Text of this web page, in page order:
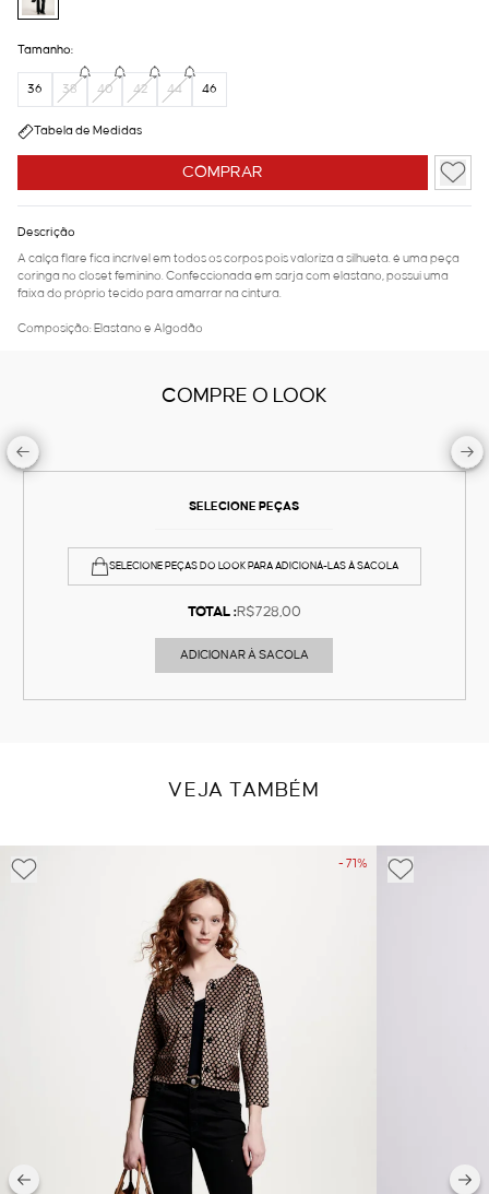
COMPRAR
Tamanho:
36 38 40 42 44 46
Tabela de Medidas
Descrição
A calça flare fica incrível em todos os corpos pois valoriza a silhueta. é uma peça
coringa no closet feminino. Confeccionada em sarja com elastano, possui uma
faixa do próprio tecido para amarrar na cintura.
Composição: Elastano e Algodão
COMPRE O LOOK
SELECIONE PEÇAS
SELECIONE PEÇAS DO LOOK PARA ADICIONÁ-LAS À SACOLA
TOTAL :R$728,00
ADICIONAR À SACOLA
VEJA TAMBÉM
- 71%